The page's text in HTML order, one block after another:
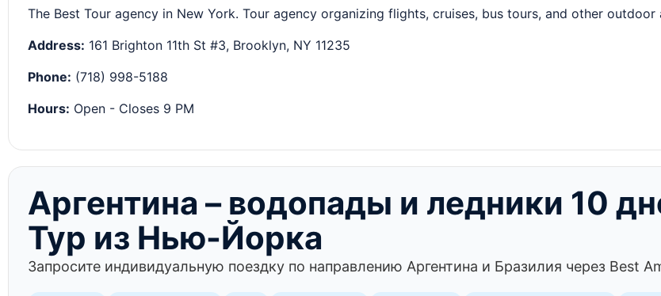
The Best Tour agency in New York. Tour agency organizing flights, cruises, bus tours, and other outdoor
Address: 161 Brighton 11th St #3, Brooklyn, NY 11235
Phone: (718) 998-5188
Hours: Open - Closes 9 PM
Аргентина – водопады и ледники 10
Тур из Нью-Йорка
Запросите индивидуальную поездку по направлению Аргентина и Бразилия через Best